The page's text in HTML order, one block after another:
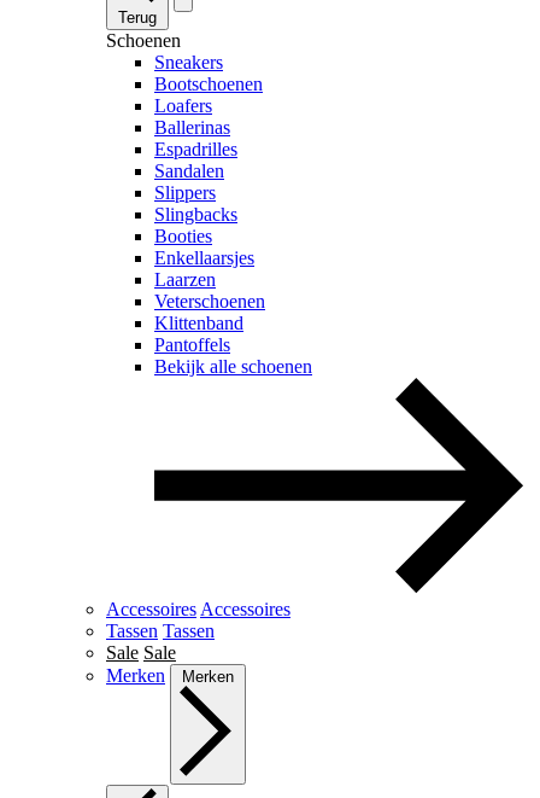
Terug
Schoenen
Sneakers
Bootschoenen
Loafers
Ballerinas
Espadrilles
Sandalen
Slippers
Slingbacks
Booties
Enkellaarsjes
Laarzen
Veterschoenen
Klittenband
Pantoffels
Bekijk alle schoenen
Accessoires Accessoires
Tassen Tassen
Sale Sale
Merken
Merken